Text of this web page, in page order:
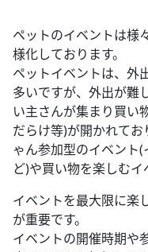
ペットのイベントは様
様化しております。
ペットイベントは、外
多いですが、外出が難
い主さんが集まり買い
だらけ等)が開かれて
ゃん参加型のイベント
ど)や買い物を楽しむイ
イベントを最大限に楽
が重要です。
イベントの開催時期や